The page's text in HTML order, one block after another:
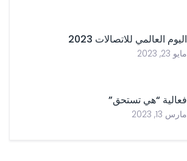
اليوم العالمي للاتصالات 2023
مايو 23, 2023
فعالية “هي تستحق”
مارس 13, 2023